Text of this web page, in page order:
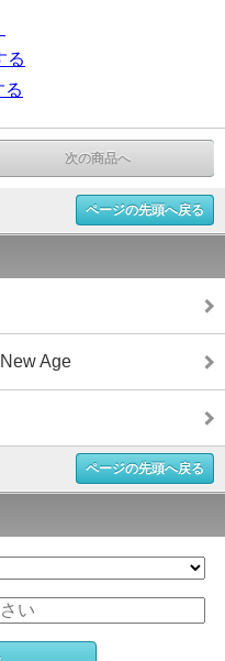
る
る
次の商品へ
ページの先頭へ戻る
Age
ページの先頭へ戻る